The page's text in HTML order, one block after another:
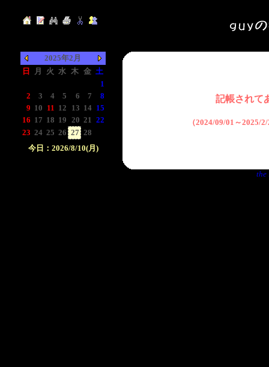
2025年2月
日
月 火 水 木 金 土
1
2
3 4 5 6 7
8
9 10 11 12 13 14 15
16 17 18 19 20 21 22
23 24 25 26 27 28
今日：2026/8/10(月)
記帳されて
（2024/09/01～2025/
the